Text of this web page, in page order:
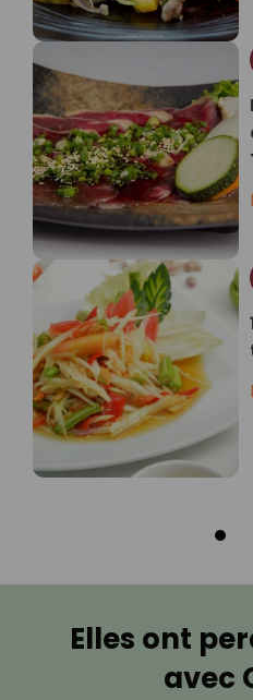
Elles ont
avec